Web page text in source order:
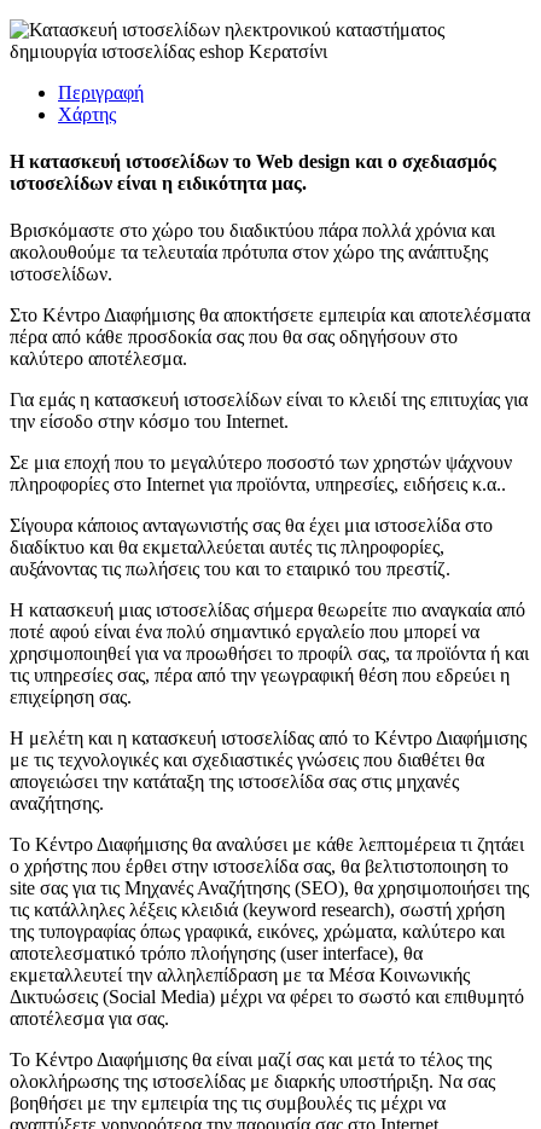
Περιγραφή
Χάρτης
Η κατασκευή ιστοσελίδων το Web design και ο σχεδιασμός
ιστοσελίδων είναι η ειδικότητα μας.
Βρισκόμαστε στο χώρο του διαδικτύου πάρα πολλά χρόνια και
ακολουθούμε τα τελευταία πρότυπα στον χώρο της ανάπτυξης
ιστοσελίδων.
Στο Κέντρο Διαφήμισης θα αποκτήσετε εμπειρία και αποτελέσματα
πέρα από κάθε προσδοκία σας που θα σας οδηγήσουν στο
καλύτερο αποτέλεσμα.
Για εμάς η κατασκευή ιστοσελίδων είναι το κλειδί της επιτυχίας για
την είσοδο στην κόσμο του Internet.
Σε μια εποχή που το μεγαλύτερο ποσοστό των χρηστών ψάχνουν
πληροφορίες στο Internet για προϊόντα, υπηρεσίες, ειδήσεις κ.α..
Σίγουρα κάποιος ανταγωνιστής σας θα έχει μια ιστοσελίδα στο
διαδίκτυο και θα εκμεταλλεύεται αυτές τις πληροφορίες,
αυξάνοντας τις πωλήσεις του και το εταιρικό του πρεστίζ.
Η κατασκευή μιας ιστοσελίδας σήμερα θεωρείτε πιο αναγκαία από
ποτέ αφού είναι ένα πολύ σημαντικό εργαλείο που μπορεί να
χρησιμοποιηθεί για να προωθήσει το προφίλ σας, τα προϊόντα ή και
τις υπηρεσίες σας, πέρα από την γεωγραφική θέση που εδρεύει η
επιχείρηση σας.
Η μελέτη και η κατασκευή ιστοσελίδας από το Κέντρο Διαφήμισης
με τις τεχνολογικές και σχεδιαστικές γνώσεις που διαθέτει θα
απογειώσει την κατάταξη της ιστοσελίδα σας στις μηχανές
αναζήτησης.
Το Κέντρο Διαφήμισης θα αναλύσει με κάθε λεπτομέρεια τι ζητάει
ο χρήστης που έρθει στην ιστοσελίδα σας, θα βελτιστοποιηση το
site σας για τις Μηχανές Αναζήτησης (SEO), θα χρησιμοποιήσει της
τις κατάλληλες λέξεις κλειδιά (keyword research), σωστή χρήση
της τυπογραφίας όπως γραφικά, εικόνες, χρώματα, καλύτερο και
αποτελεσματικό τρόπο πλοήγησης (user interface), θα
εκμεταλλευτεί την αλληλεπίδραση με τα Μέσα Κοινωνικής
Δικτυώσεις (Social Media) μέχρι να φέρει το σωστό και επιθυμητό
αποτέλεσμα για σας.
Το Κέντρο Διαφήμισης θα είναι μαζί σας και μετά το τέλος της
ολοκλήρωσης της ιστοσελίδας με διαρκής υποστήριξη. Να σας
βοηθήσει με την εμπειρία της τις συμβουλές τις μέχρι να